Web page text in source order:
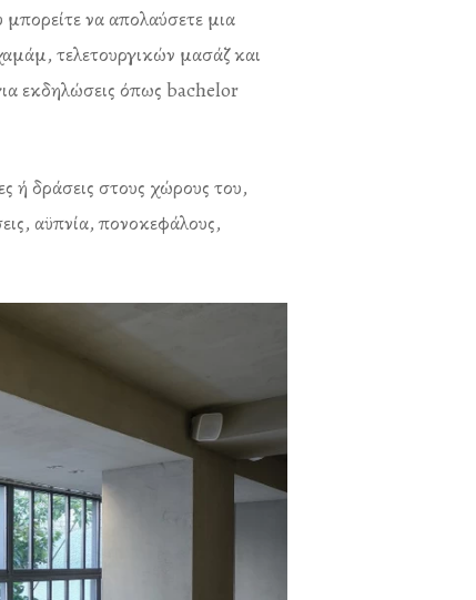
να απολαύσετε μια
τελετουργικών μασάζ και
εκδηλώσεις όπως bachelor
ή δράσεις στους χώρους του,
αϋπνία, πονοκεφάλους,